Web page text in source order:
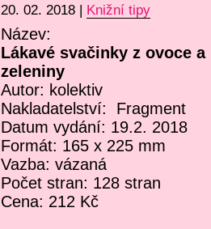
20. 02. 2018 | Knižní tipy
Název:
Lákavé svačinky z ovoce a
zeleniny
Autor: kolektiv
Nakladatelství: Fragment
Datum vydání: 19.2. 2018
Formát: 165 x 225 mm
Vazba: vázaná
Počet stran: 128 stran
Cena: 212 Kč